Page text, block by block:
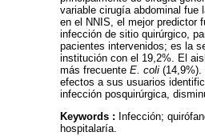
variable cirugía abdominal fue
en el NNIS, el mejor predictor
infección de sitio quirúrgico,
pacientes intervenidos; es la
institución con el 19,2%. El
más frecuente E. coli (14,9%).
efectos a sus usuarios
infección posquirúrgica,
Keywords : Infección;
hospitalaría.